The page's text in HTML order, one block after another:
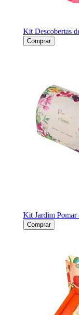
Kit Descobertas
Comprar
Kit Jardim Pomar
Comprar